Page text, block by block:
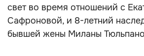
свет во время отношений с
Сафроновой, и 8-летний
бывшей жены Миланы